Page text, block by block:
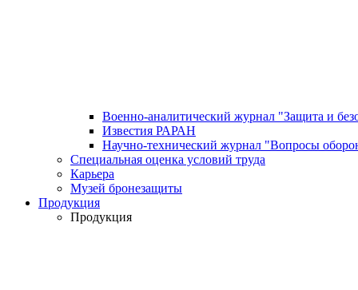
Военно-аналитический журнал "Защита и
Известия РАРАН
Научно-технический журнал "Вопросы
Специальная оценка условий труда
Карьера
Музей бронезащиты
Продукция
Продукция